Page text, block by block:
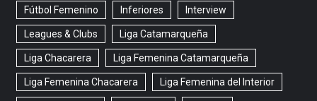
Fútbol Femenino Inferiores Interview
Leagues & Clubs Liga Catamarqueña
Liga Chacarera Liga Femenina Catamarqueña
Liga Femenina Chacarera Liga Femenina del Interior